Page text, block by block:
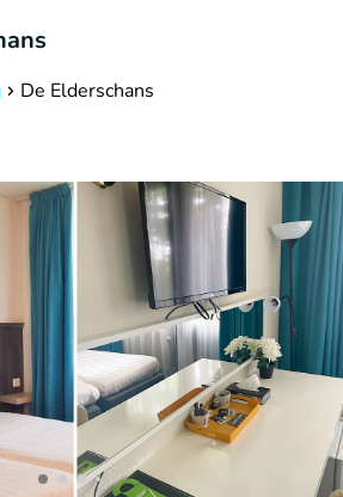
De Elderschans